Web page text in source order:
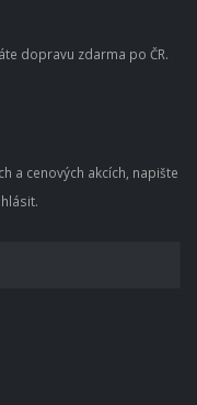
dopravu zdarma po ČR.
a cenových akcích, napište